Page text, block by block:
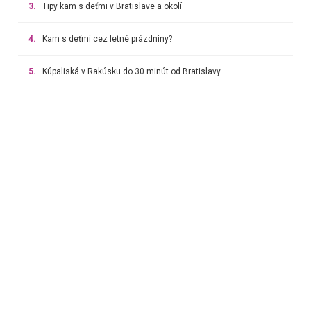
3. Tipy kam s deťmi v Bratislave a okolí
4. Kam s deťmi cez letné prázdniny?
5. Kúpaliská v Rakúsku do 30 minút od Bratislavy